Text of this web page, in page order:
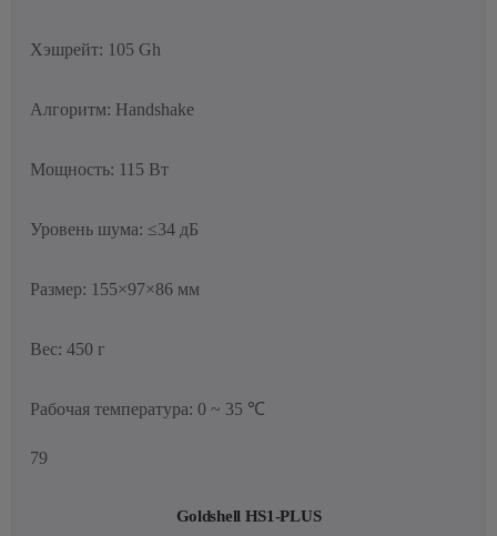
Хэшрейт: 105 Gh
Алгоритм: Handshake
Мощность: 115 Вт
Уровень шума: ≤34 дБ
Размер: 155×97×86 мм
Вес: 450 г
Рабочая температура: 0 ~ 35 ℃
79
Goldshell HS1-PLUS